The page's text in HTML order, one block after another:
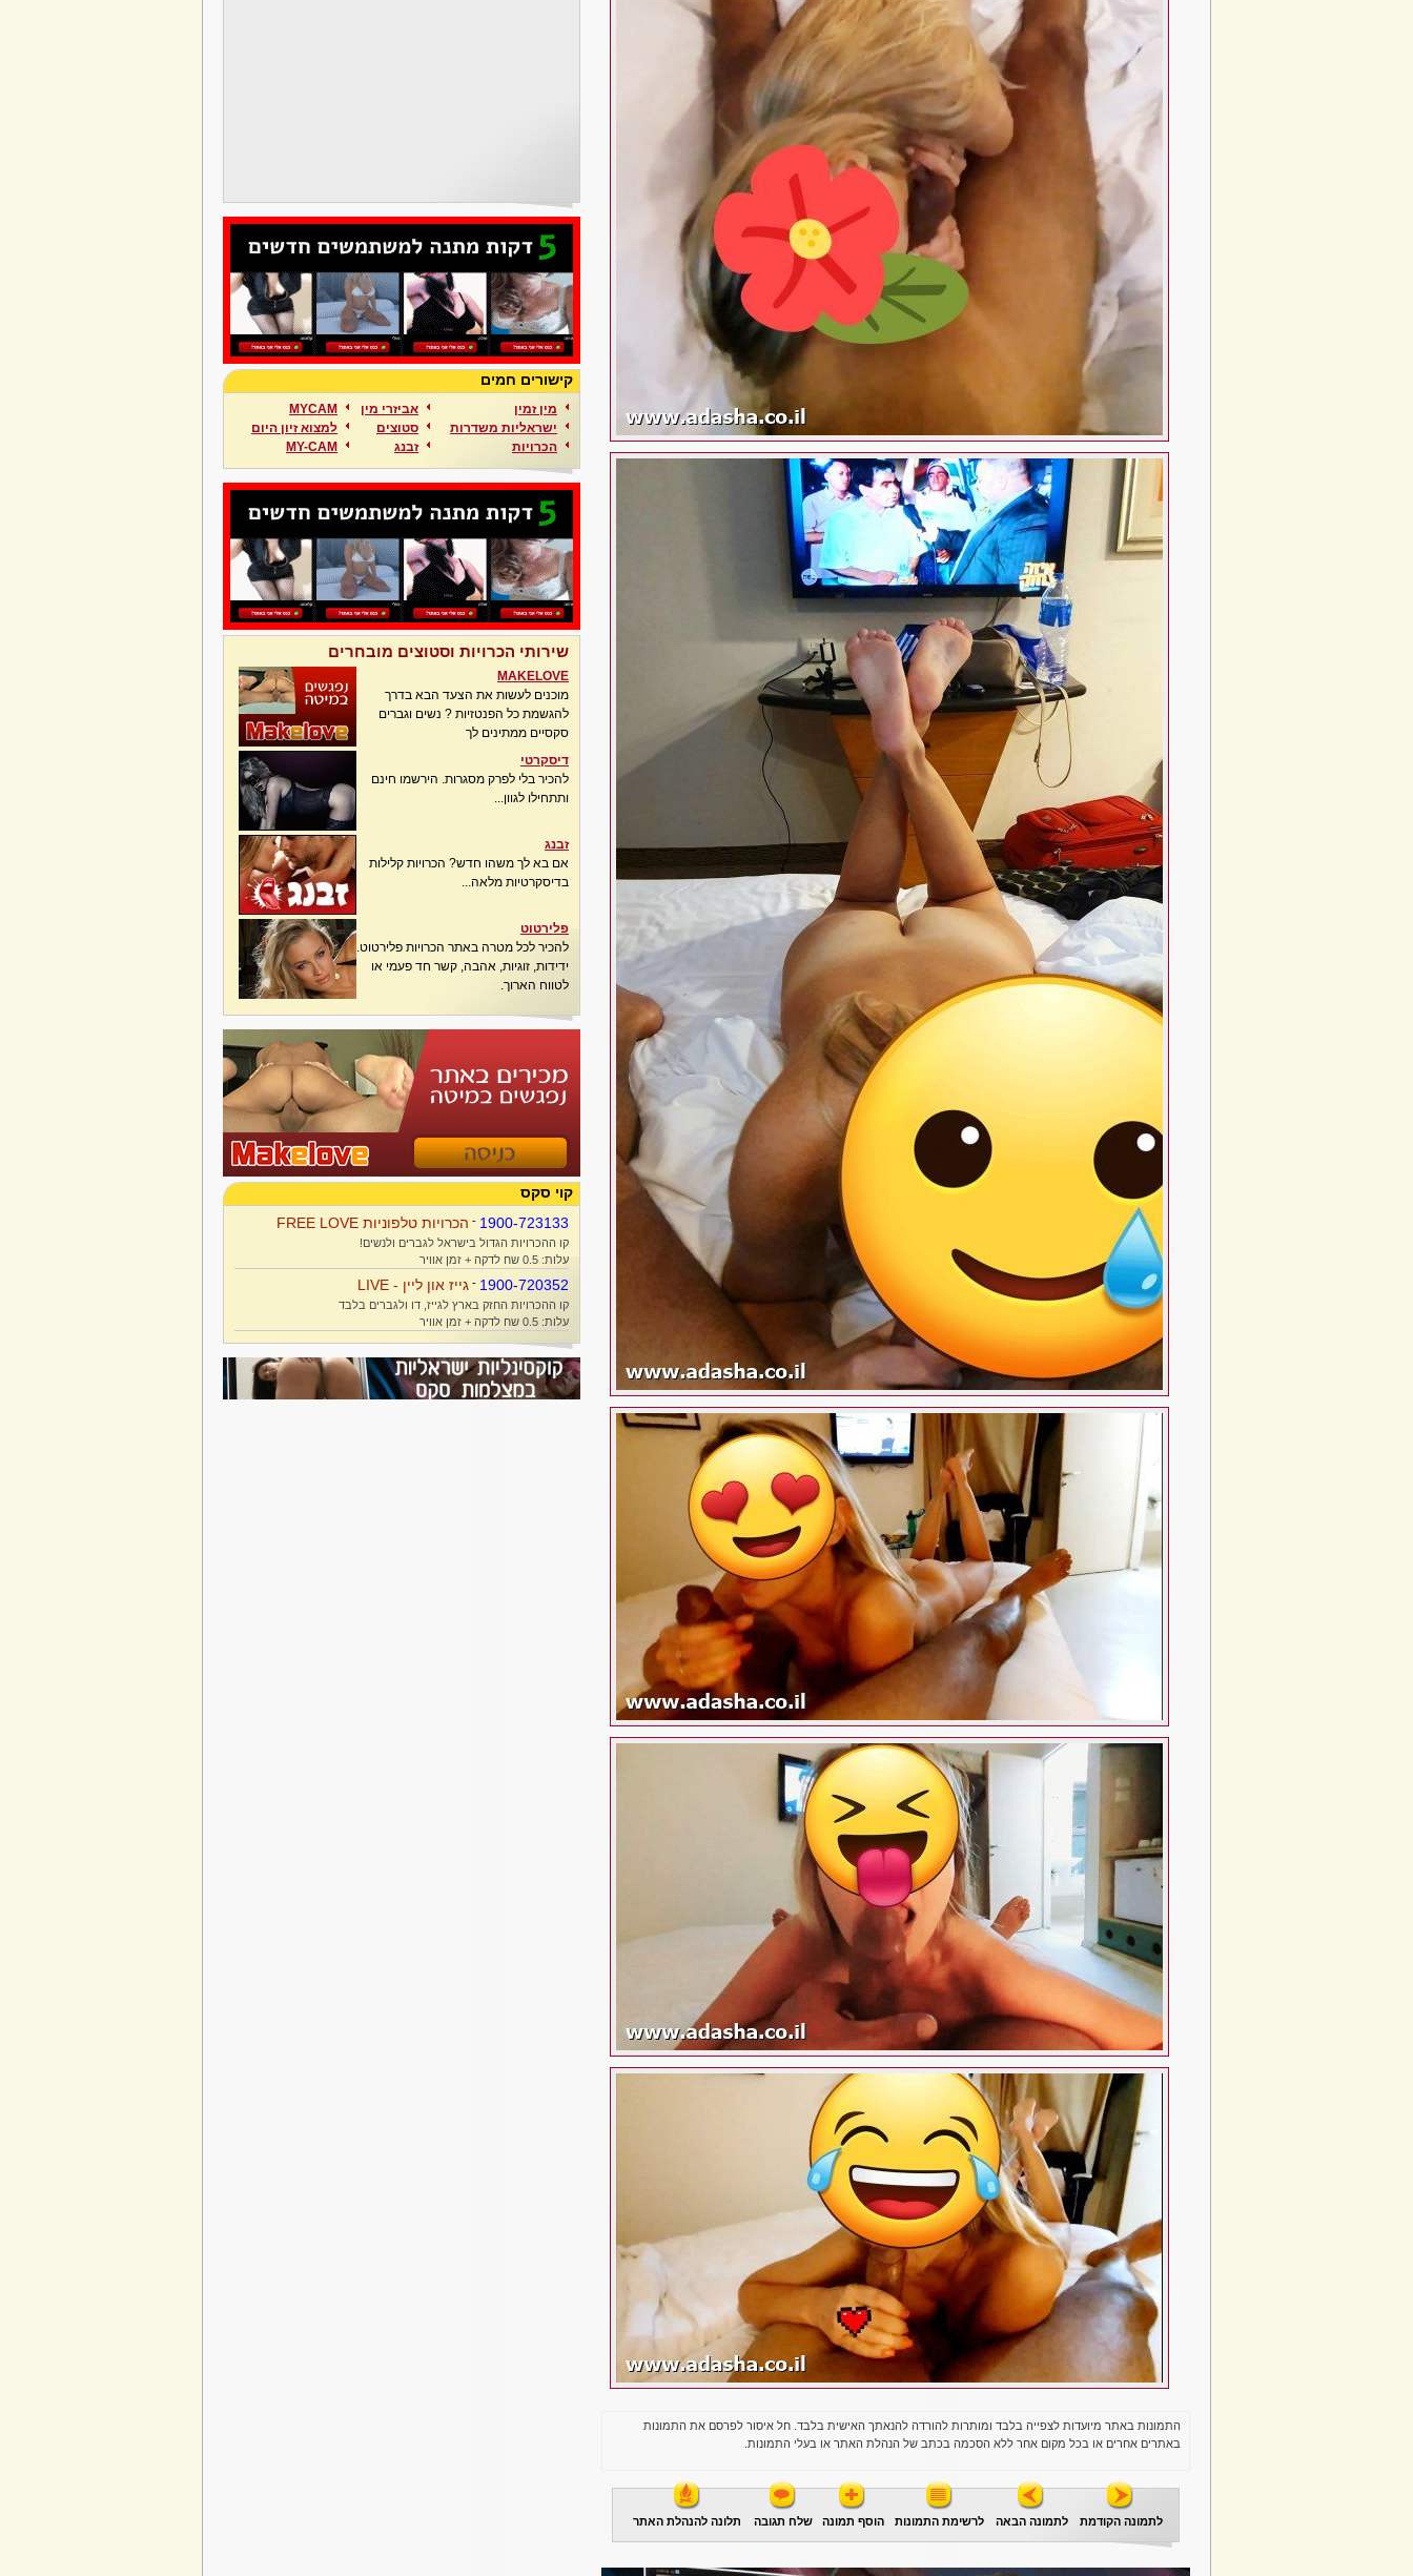
התמונות באתר מיועדות לצפייה בלבד ומותרות להורדה להנאתך האישית בלבד. חל איסור לפרסם את התמונות
באתרים אחרים או בכל מקום אחר ללא הסכמה בכתב של הנהלת האתר או בעלי התמונות.
לתמונה הקודמת לתמונה הבאה לרשימת התמונות הוסף תמונה שלח תגובה תלונה להנהלת האתר
קישורים חמים
מין זמין
ישראליות משדרות
הכרויות
אביזרי מין
סטוצים
זבנג
MYCAM
למצוא זיון היום
MY-CAM
שירותי הכרויות וסטוצים מובחרים
MAKELOVE
מוכנים לעשות את הצעד הבא בדרך
להגשמת כל הפנטזיות ? נשים וגברים
סקסיים ממתינים לך
דיסקרטי
להכיר בלי לפרק מסגרות. הירשמו חינם
ותתחילו לגוון...
זבנג
אם בא לך משהו חדש? הכרויות קלילות
בדיסקרטיות מלאה...
פלירטוט
להכיר לכל מטרה באתר הכרויות פלירטוט.
ידידות, זוגיות, אהבה, קשר חד פעמי או
לטווח הארוך.
קוי סקס
1900-723133
- הכרויות טלפוניות FREE LOVE
קו ההכרויות הגדול בישראל לגברים ולנשים!
עלות: 0.5 שח לדקה + זמן אוויר
1900-720352
- גייז און ליין - LIVE
קו ההכרויות החזק בארץ לגייז, דו ולגברים בלבד
עלות: 0.5 שח לדקה + זמן אוויר